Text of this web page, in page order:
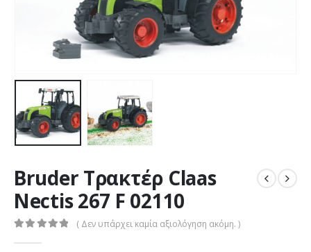
Bruder Τρακτέρ Claas
Nectis 267 F 02110
( Δεν υπάρχει καμία αξιολόγηση ακόμη. )